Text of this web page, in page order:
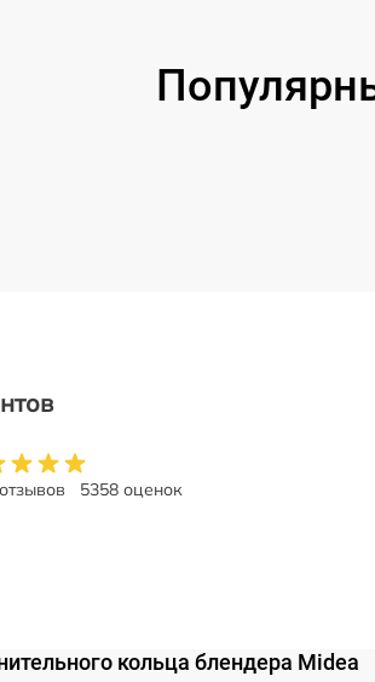
5358 оценок
кольца блендера Midea